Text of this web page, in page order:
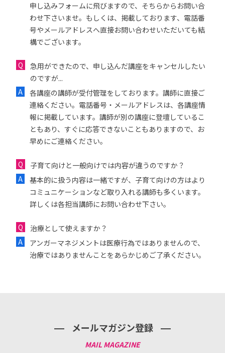
申し込みフォームに飛びますので、そちらからお問い合
わせ下さいませ。もしくは、掲載しております、電話番
号やメールアドレスへ直接お問い合わせいただいても結
構でございます。
急用ができたので、申し込んだ講座をキャンセルしたい
のですが...
各講座の講師が受付管理をしております。講師に直接ご
連絡ください。電話番号・メールアドレスは、各講座情
報に掲載しています。講師が別の講座に登壇しているこ
ともあり、すぐに応答できないこともありますので、お
早めにご連絡ください。
子育て向けと一般向けでは内容が違うのですか？
基本的に扱う内容は一緒ですが、子育て向けの方はより
コミュニケーションなど取り入れる講師も多くいます。
詳しくは各担当講師にお問い合わせ下さい。
治療として使えますか？
アンガーマネジメントは医療行為ではありませんので、
治療ではありませんことをあらかじめご了承ください。
メールマガジン登録